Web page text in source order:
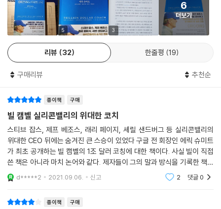
있었다. 빌은 “직책으로 우리는 관리자가 되지만, 우리를 리더로 만드는 것
은 사람들”이라고 말하곤 했다. “빌은 사람들을 아꼈다. 모든 사람을 존중
했고 그들의 이름을 외웠으며 따뜻한 인사치레도 건넸다. 동료의 가족들에
게도 관심을 기울였으며, 그의 이런 행동은 말보다 더 큰 울림을 주었다.”
빌이 그토록 두터운 신뢰를 받은 것은 사람들을 진정으로 아끼는 그의 마
음이 상대에게 전해졌기 때문이다.
“당신의 밤잠을 설치게 만드는 것은 무엇입니까?”라는 질문에 빌은 항상
업무뿐만 아니라 삶에도 관심을 기울였다. 항상 스몰토크로 대화를 시작했
고 직원이기 전에 한 명의 인간으로서 사람들을 알아갔다. 주말에 있었던
일을 얘기하는 것으로 회의를 시작하는 ‘여행 보고서’ 문화를 구글에 만든
것도 동료애를 북돋기 위함이었다. 건강 문제가 생긴 직원을 제트기를 빌
려 남편이 있는 동부로 보내주는가 하면, 스티브 잡스가 췌장암에 걸린 사
실을 누구보다 먼저 알고 거의 매일 스티브의 집에 찾아가 돌보았다.
진심으로 다른 사람을 도와라
들에게 유산으로 남아 있다. 이 책은 빌의 리더십 스타일이 어떻게 형성되
었고, 왜 그토록 효과적이었는지를 독자들에게 알려준다.”
- 메리 미커 (본드 대표파트너)
“어려운 의사결정을 할 때면 생각한다. 빌이라면 어떻게 했을까? 나는 그
에게 큰 빚을 졌다. 그는 다른 사람들이 잠재력을 최대로 발휘하고 조직이
코치』는 빌이 어떻게 나를 포함해 많은 사람에게 이토록 특별한 사람이 되
었는지를 보여준다.”
- 수전 워치츠키 (유튜브 CEO)
“빌을 볼 때 마다 나는 무엇이 정말로 중요한 것인지에 대한 관점을 배울
수 있었다. 결국 인생에서 가장 중요한 것은 주위 사람들이다. 그는 다양한
커뮤니티, 그리고 이런 커뮤니티 속에서 사람들을 결속하는 것에 대한 확
벨, 실리콘밸리의 위대한 코치』에 자세하게 설명된 빌의 원칙을 구글의 리
5 3
6
더보기
리뷰 32 한줄평 19
구매리뷰 추천순
종이책 구매
빌 캠벨 실리콘밸리의 위대한 코치
스티브 잡스, 제프 베조스, 래리 페이지, 셰릴 샌드버그 등 실리콘밸리의
위대한 CEO 뒤에는 숨겨진 큰 스승이 있었다 구글 전 회장인 에릭 슈미트
가 최초 공개하는 빌 캠벨의 1조 달러 코칭에 대한 책이다. 사실 빌이 직접
쓴 책은 아니라 마치 논어와 같다. 제자들이 그의 말과 방식을 기록한 책이
라 할 수 있다. 함께 수년간 발전시킨 소통방식의 일부였다. 이 대화에는 두
가지 목적
d*****2 2021.09.06. 신고 2 댓글0
종이책 구매